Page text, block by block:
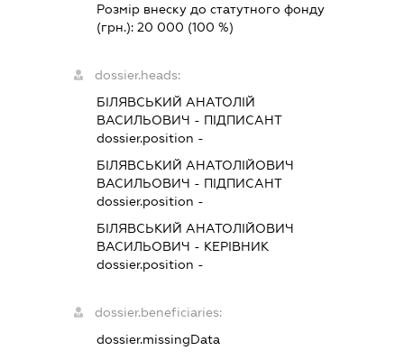
Розмір внеску до статутного фонду
(грн.):20 000 (100 %)
dossier.heads:
БІЛЯВСЬКИЙ АНАТОЛІЙ
ВАСИЛЬОВИЧ - ПІДПИСАНТ
dossier.position -
БІЛЯВСЬКИЙ АНАТОЛІЙОВИЧ
ВАСИЛЬОВИЧ - ПІДПИСАНТ
dossier.position -
БІЛЯВСЬКИЙ АНАТОЛІЙОВИЧ
ВАСИЛЬОВИЧ - КЕРІВНИК
dossier.position -
dossier.beneficiaries:
dossier.missingData